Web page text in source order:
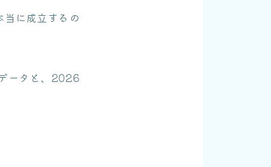
に成立するの
ータと、2026